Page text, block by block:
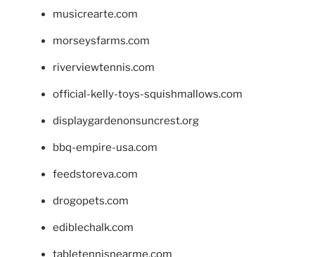
musicrearte.com
morseysfarms.com
riverviewtennis.com
official-kelly-toys-squishmallows.com
displaygardenonsuncrest.org
bbq-empire-usa.com
feedstoreva.com
drogopets.com
ediblechalk.com
tabletennisnearme.com